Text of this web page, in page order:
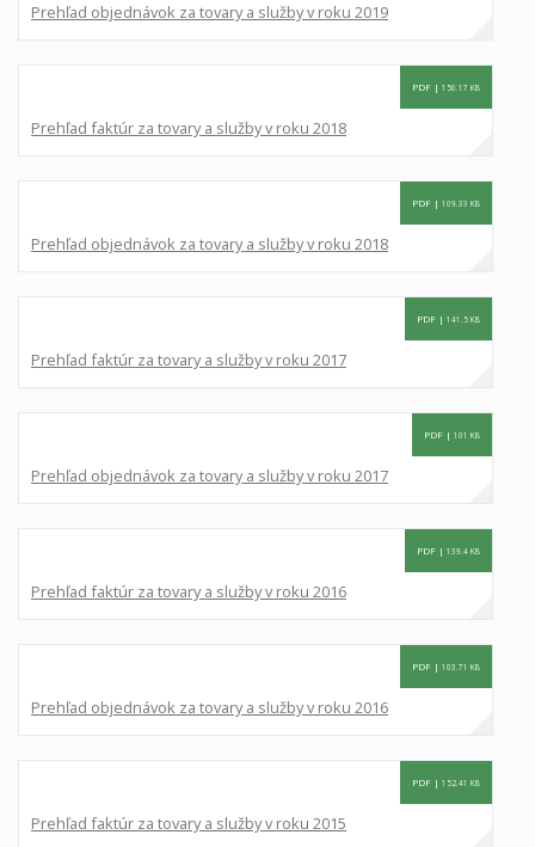
Prehľad objednávok za tovary a služby v roku 2019
PDF | 150.17 KB
Prehľad faktúr za tovary a služby v roku 2018
PDF | 109.33 KB
Prehľad objednávok za tovary a služby v roku 2018
PDF | 141.5 KB
Prehľad faktúr za tovary a služby v roku 2017
PDF | 101 KB
Prehľad objednávok za tovary a služby v roku 2017
PDF | 139.4 KB
Prehľad faktúr za tovary a služby v roku 2016
PDF | 103.71 KB
Prehľad objednávok za tovary a služby v roku 2016
PDF | 152.41 KB
Prehľad faktúr za tovary a služby v roku 2015